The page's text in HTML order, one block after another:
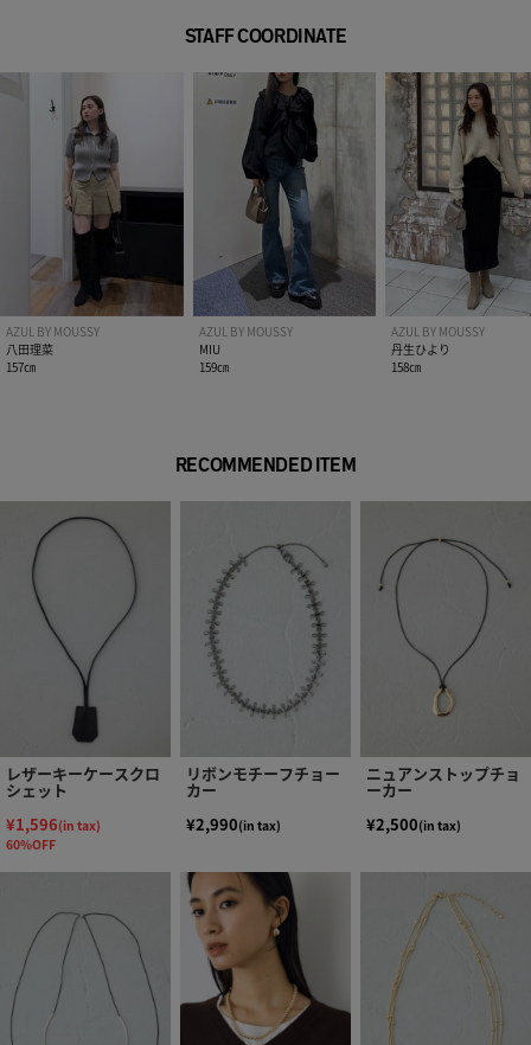
STAFF COORDINATE
AZUL BY MOUSSY
八田理菜
157㎝
AZUL BY MOUSSY
MIU
159㎝
AZUL BY MOUSSY
丹生ひより
158㎝
RECOMMENDED ITEM
レザーキーケースクロ
シェット
¥1,596(in tax)
60%OFF
リボンモチーフチョー
カー
¥2,990(in tax)
ニュアンストップチョ
ーカー
¥2,500(in tax)